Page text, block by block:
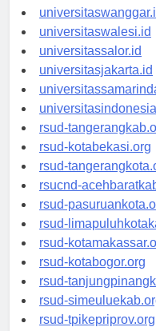
universitassorong.id
universitaswanggar.id
universitaswalesi.id
universitassalor.id
universitasjakarta.id
rsud-
rsud-kotabekasi.org
rsud-
rsucnd-
rsud-
rsud-
rsud-
rsud-kotabogor.org
rsud-
rsud-simeuluekab.org